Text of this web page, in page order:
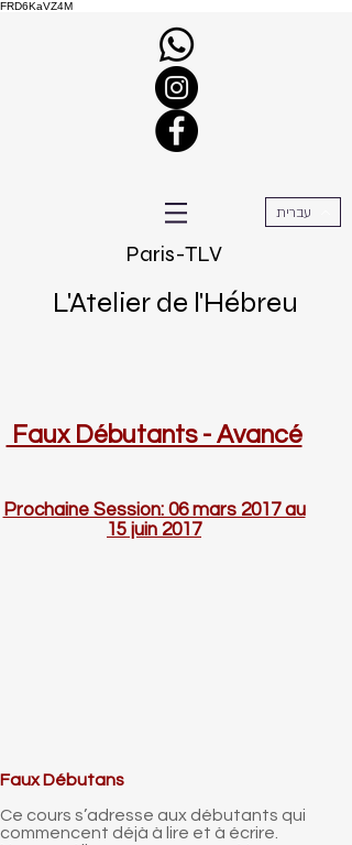
FRD6KaVZ4M
עברית
Paris-TLV
L'Atelier de l'Hébreu
Faux Débutants - Avancé
Prochaine Session: 06 mars 2017 au
15 juin 2017
Faux Débutans
Ce cours s’adresse aux débutants qui
commencent déjà à lire et à écrire.